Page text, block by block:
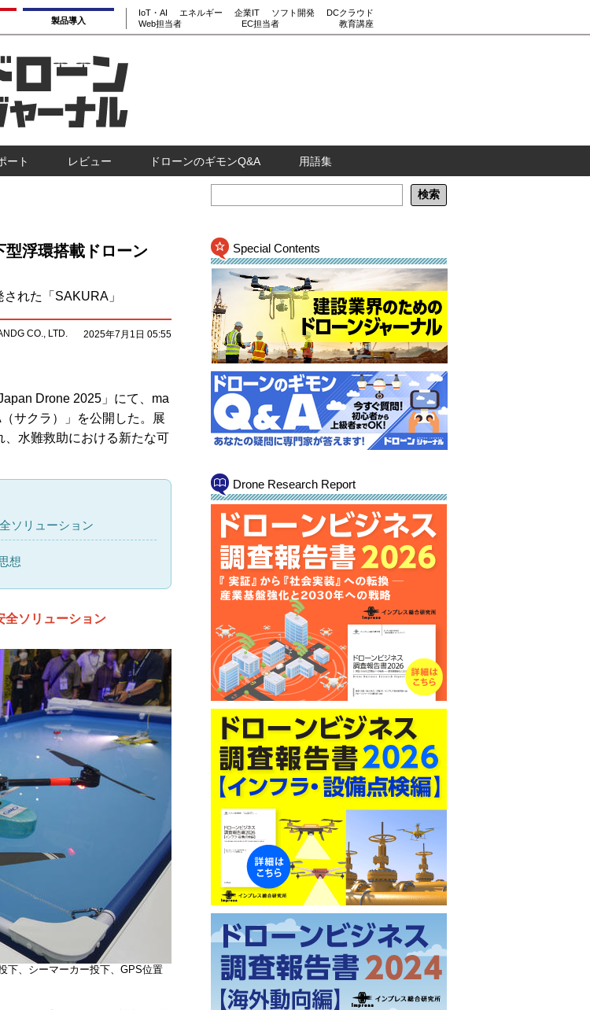
製品導入
IoT・AI エネルギー 企業IT ソフト開発
DCクラウド
Web担当者
EC担当者 教育講座
ート レビュー ドローンのギモンQ&A 用語集
浮環搭載ドローン
れた「SAKURA」
CO., LTD. 2025年7月1日 05:55
Drone 2025」にて、ma
サクラ）」を公開した。展
、水難救助における新たな可
ソリューション
想
ソリューション
下、シーマーカー投下、GPS位置
Special Contents
Drone Research Report